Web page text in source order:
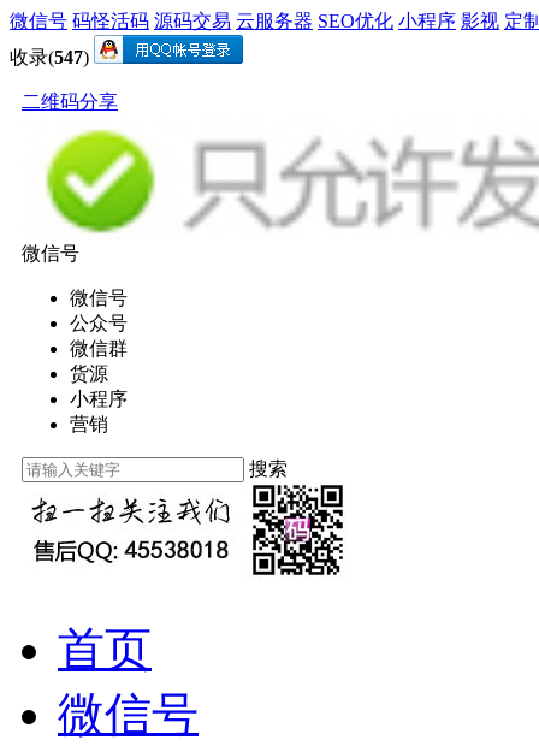
微信号 码怪活码 源码交易 云服务器 SEO优化 小程序 影视 定
收录(547)
二维码分享
微信号
微信号
公众号
微信群
货源
小程序
营销
搜索
首页
微信号